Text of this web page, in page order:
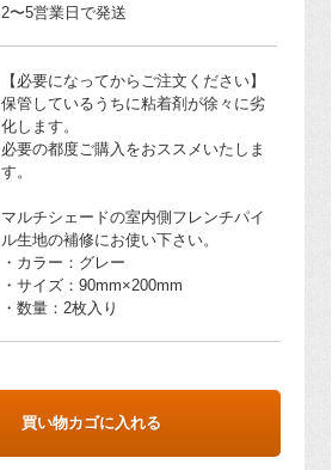
2〜5営業日で発送
【必要になってからご注文ください】
保管しているうちに粘着剤が徐々に劣
化します。
必要の都度ご購入をおススメいたしま
す。
マルチシェードの室内側フレンチパイ
ル生地の補修にお使い下さい。
・カラー：グレー
・サイズ：90mm×200mm
・数量：2枚入り
買い物カゴに入れる